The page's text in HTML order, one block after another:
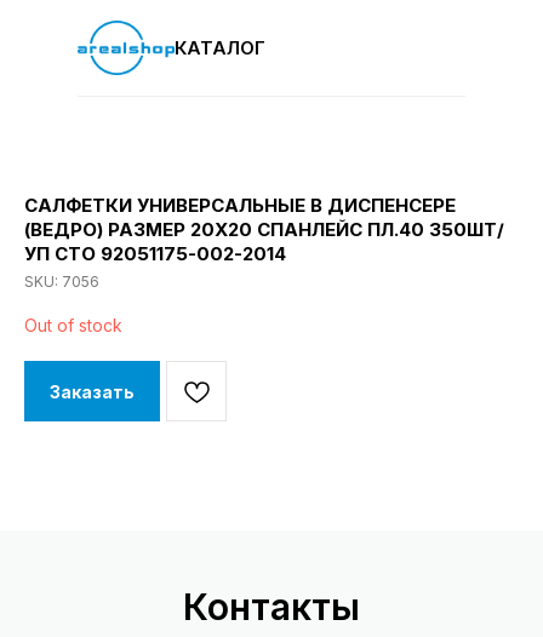
КАТАЛОГ
САЛФЕТКИ УНИВЕРСАЛЬНЫЕ В ДИСПЕНСЕРЕ
(ВЕДРО) РАЗМЕР 20Х20 СПАНЛЕЙС ПЛ.40 350ШТ/
УП СТО 92051175-002-2014
SKU: 7056
Out of stock
Заказать
Контакты